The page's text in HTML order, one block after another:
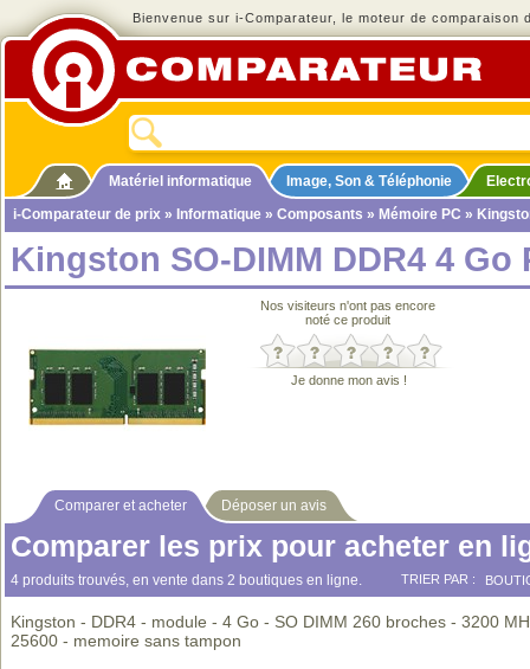
Bienvenue sur i-Comparateur, le moteur de comparaison
Matériel informatique Image, Son & Téléphonie
i-Comparateur de prix » Informatique » Composants » Mémoire PC »
Kingston SO-DIMM DDR4 4 Go
Nos visiteurs n'ont pas encore
noté ce produit
Je donne mon avis !
Comparer et acheter Déposer un avis
Comparer les prix pour acheter en
4 produits trouvés, en vente dans 2 boutiques en ligne. TRIER PAR :
Kingston - DDR4 - module - 4 Go - SO DIMM 260 broches - 3200
25600 - memoire sans tampon